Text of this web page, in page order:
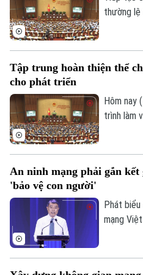
Chuyên mục
Thời sự
thường lệ
triển đô
Tập trung hoàn thiện thể
cho phát triển
Hôm nay
trình làm
được kỳ
đẩy các
vững.
An ninh mạng phải gắn
'bảo vệ con người'
Phát biểu
mạng